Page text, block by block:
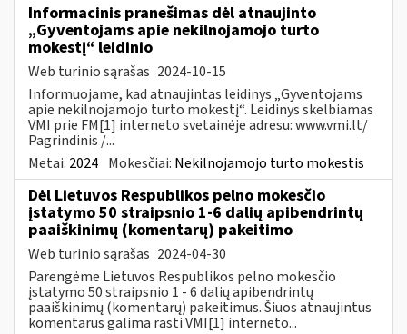
Informacinis pranešimas dėl atnaujinto
„Gyventojams apie nekilnojamojo turto
mokestį“ leidinio
Web turinio sąrašas 2024-10-15
Informuojame, kad atnaujintas leidinys „Gyventojams
apie nekilnojamojo turto mokestį“. Leidinys skelbiamas
VMI prie FM[1] interneto svetainėje adresu: www.vmi.lt/
Pagrindinis /...
Metai: 2024 Mokesčiai: Nekilnojamojo turto mokestis
Dėl Lietuvos Respublikos pelno mokesčio
įstatymo 50 straipsnio 1-6 dalių apibendrintų
paaiškinimų (komentarų) pakeitimo
Web turinio sąrašas 2024-04-30
Parengėme Lietuvos Respublikos pelno mokesčio
įstatymo 50 straipsnio 1 - 6 dalių apibendrintų
paaiškinimų (komentarų) pakeitimus. Šiuos atnaujintus
komentarus galima rasti VMI[1] interneto...